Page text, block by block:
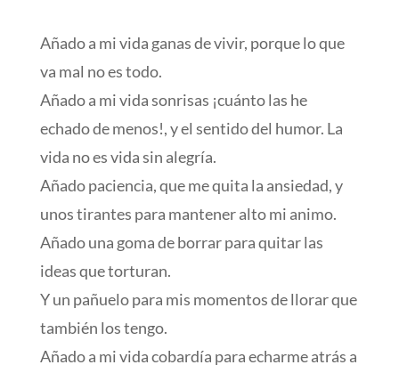
Añado a mi vida ganas de vivir, porque lo que
va mal no es todo.
Añado a mi vida sonrisas ¡cuánto las he
echado de menos!, y el sentido del humor. La
vida no es vida sin alegría.
Añado paciencia, que me quita la ansiedad, y
unos tirantes para mantener alto mi animo.
Añado una goma de borrar para quitar las
ideas que torturan.
Y un pañuelo para mis momentos de llorar que
también los tengo.
Añado a mi vida cobardía para echarme atrás a